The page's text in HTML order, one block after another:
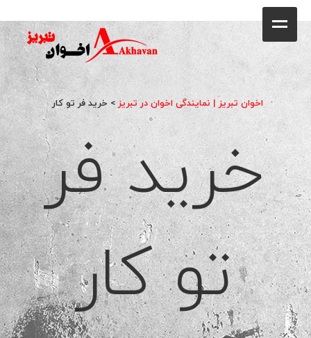
فروشگاه
محصولات
جشنواره فروش ویژه
کاتالوگ
گالری
وبلاگ
تماس با ما
اخوان تبریز | نمایندگی اخوان در تبریز> خرید فر تو کار
خرید فر
تو کار